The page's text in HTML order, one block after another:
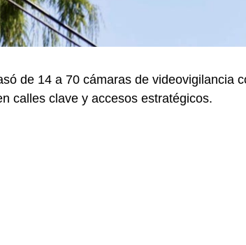
de 14 a 70 cámaras de videovigilancia
calles clave y accesos estratégicos.